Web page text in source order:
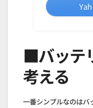
■バッテ
考える
一番シンプルなのはバ